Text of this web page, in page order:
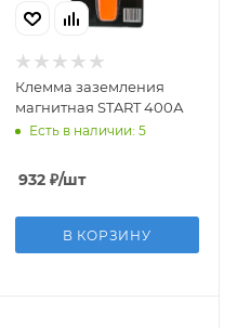
Клемма заземления
магнитная START 400А
Есть в наличии: 5
932₽/шт
В КОРЗИНУ